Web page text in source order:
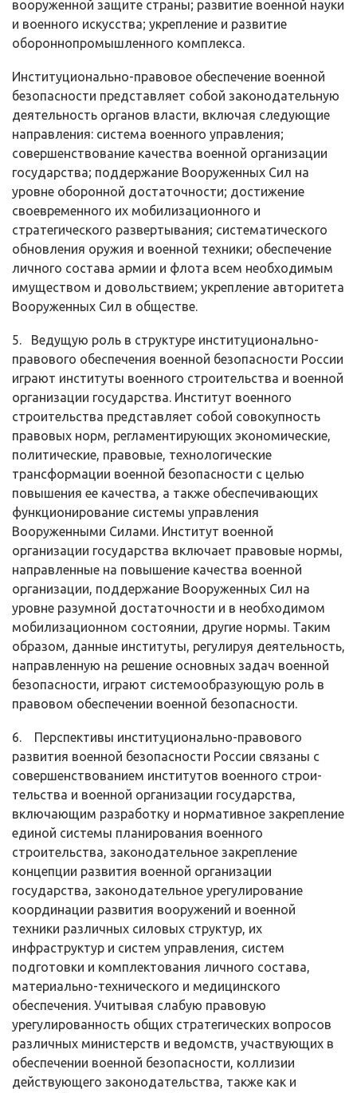
вооруженной защите страны; разви­тие военной науки
и военного искусства; укрепление и развитие
оборонно­промышленного комплекса.
Институционально-правовое обеспечение военной
безопасности пред­ставляет собой законодательную
деятельность органов власти, включая сле­дующие
направления: система военного управления;
совершенствование ка­чества военной организации
государства; поддержание Вооруженных Сил на
уровне оборонной достаточности; достижение
своевременного их мобилиза­ционного и
стратегического развертывания; систематического
обновления оружия и военной техники; обеспечение
личного состава армии и флота всем необходимым
имуществом и довольствием; укрепление авторитета
Воору­женных Сил в обществе.
5. Ведущую роль в структуре институционально-
правового обеспече­ния военной безопасности России
играют институты военного строительства и военной
организации государства. Институт военного
строительства пред­ставляет собой совокупность
правовых норм, регламентирующих экономиче­ские,
политические, правовые, технологические
трансформации военной безопасности с целью
повышения ее качества, а также обеспечивающих
функционирование системы управления
Вооруженными Силами. Институт военной
организации государства включает правовые нормы,
направленные на повышение качества военной
организации, поддержание Вооруженных Сил на
уровне разумной достаточности и в необходимом
мобилизационном состоянии, другие нормы. Таким
образом, данные институты, регулируя дея­тельность,
направленную на решение основных задач военной
безопасности, играют системообразующую роль в
правовом обеспечении военной безопас­ности.
6. Перспективы институционально-правового
развития военной безо­пасности России связаны с
совершенствованием институтов военного строи­
тельства и военной организации государства,
включающим разработку и нор­мативное закрепление
единой системы планирования военного
строительст­ва, законодательное закрепление
концепции развития военной организации
государства, законодательное урегулирование
координации развития воору­жений и военной
техники различных силовых структур, их
инфраструктур и систем управления, систем
подготовки и комплектования личного состава,
материально-технического и медицинского
обеспечения. Учитывая слабую правовую
урегулированность общих стратегических вопросов
различных министерств и ведомств, участвующих в
обеспечении военной безопасности, коллизии
действующего законодательства, также как и